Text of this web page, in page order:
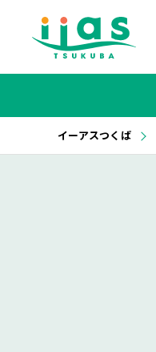
イーアスつくば